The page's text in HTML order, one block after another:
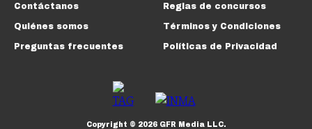
Contáctanos
Quiénes somos
Preguntas frecuentes
Reglas de concursos
Términos y Condiciones
Políticas de Privacidad
Copyright © 2026GFR Media LLC.